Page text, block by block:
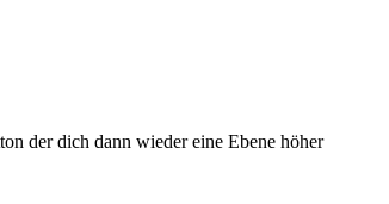
der dich dann wieder eine Ebene höher